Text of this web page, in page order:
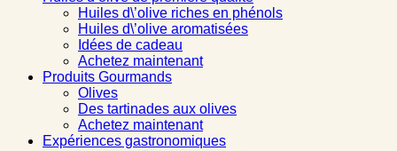
Huiles d\’olive riches en phénols
Huiles d\’olive aromatisées
Idées de cadeau
Achetez maintenant
Produits Gourmands
Olives
Des tartinades aux olives
Achetez maintenant
Expériences gastronomiques